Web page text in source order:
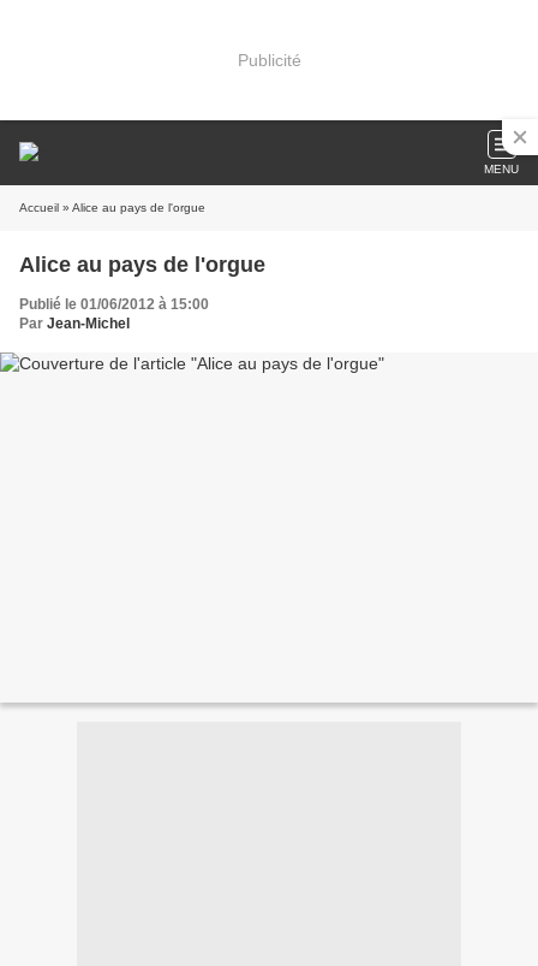
Publicité
MENU
Accueil » Alice au pays de l'orgue
Alice au pays de l'orgue
Publié le 01/06/2012 à 15:00
Par Jean-Michel